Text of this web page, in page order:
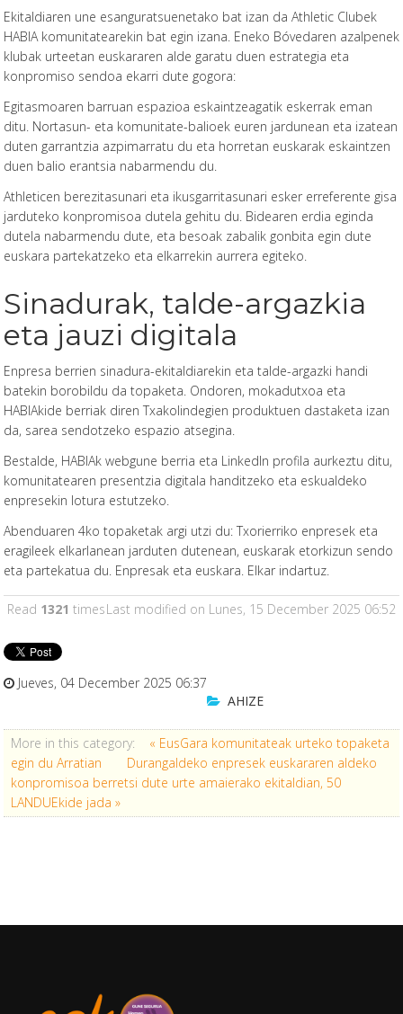
Ekitaldiaren une esanguratsuenetako bat izan da Athletic Clubek
HABIA komunitatearekin bat egin izana. Eneko Bóvedaren azalpenek
klubak urteetan euskararen alde garatu duen estrategia eta
konpromiso sendoa ekarri dute gogora:
Egitasmoaren barruan espazioa eskaintzeagatik eskerrak eman
ditu. Nortasun- eta komunitate-balioek euren jardunean eta izatean
duten garrantzia azpimarratu du eta horretan euskarak eskaintzen
duen balio erantsia nabarmendu du.
Athleticen berezitasunari eta ikusgarritasunari esker erreferente gisa
jarduteko konpromisoa dutela gehitu du. Bidearen erdia eginda
dutela nabarmendu dute, eta besoak zabalik gonbita egin dute
euskara partekatzeko eta elkarrekin aurrera egiteko.
Sinadurak, talde-argazkia
eta jauzi digitala
Enpresa berrien sinadura-ekitaldiarekin eta talde-argazki handi
batekin borobildu da topaketa. Ondoren, mokadutxoa eta
HABIAkide berriak diren Txakolindegien produktuen dastaketa izan
da, sarea sendotzeko espazio atsegina.
Bestalde, HABIAk webgune berria eta LinkedIn profila aurkeztu ditu,
komunitatearen presentzia digitala handitzeko eta eskualdeko
enpresekin lotura estutzeko.
Abenduaren 4ko topaketak argi utzi du: Txorierriko enpresek eta
eragileek elkarlanean jarduten dutenean, euskarak etorkizun sendo
eta partekatua du. Enpresak eta euskara. Elkar indartuz.
Read 1321 timesLast modified on Lunes, 15 December 2025 06:52
Jueves, 04 December 2025 06:37
AHIZE
More in this category:
« EusGara komunitateak urteko topaketa
egin du Arratian
Durangaldeko enpresek euskararen aldeko
konpromisoa berretsi dute urte amaierako ekitaldian, 50
LANDUEkide jada »